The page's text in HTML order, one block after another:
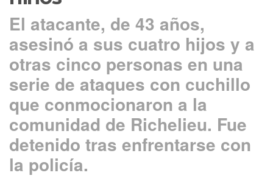
El atacante, de 43 años,
asesinó a sus cuatro hijos y a
otras cinco personas en una
serie de ataques con cuchillo
que conmocionaron a la
comunidad de Richelieu. Fue
detenido tras enfrentarse con
la policía.